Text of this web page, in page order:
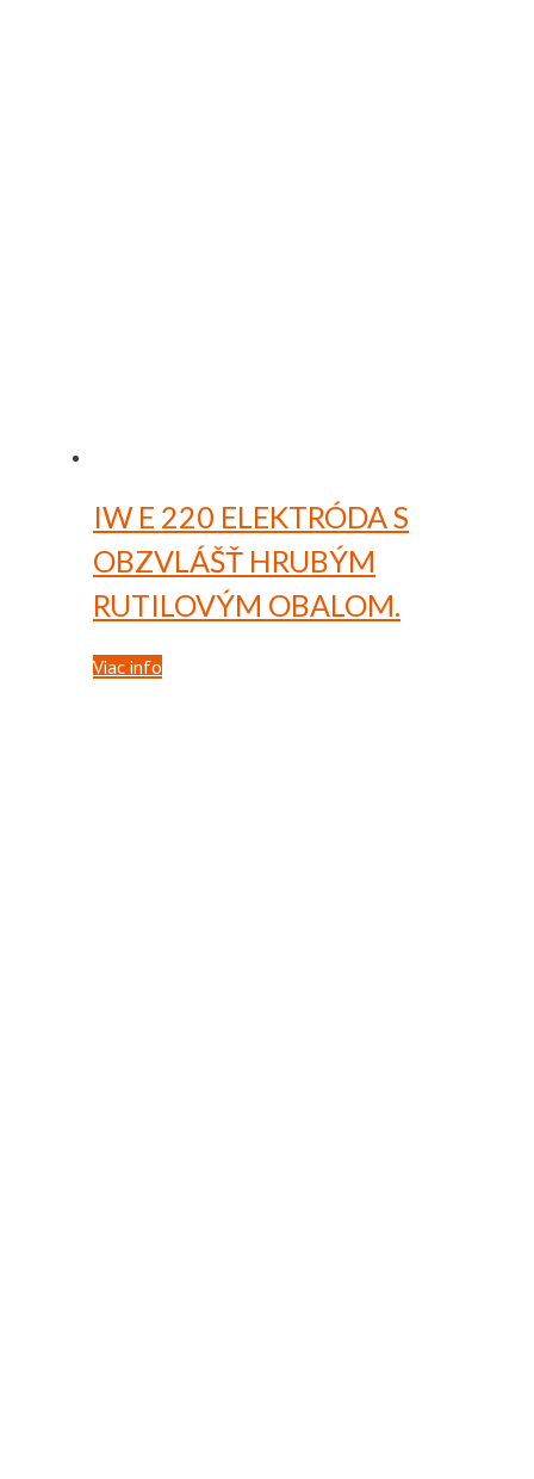
IW E 220 ELEKTRÓDA S
OBZVLÁŠŤ HRUBÝM
RUTILOVÝM OBALOM.
Viac info